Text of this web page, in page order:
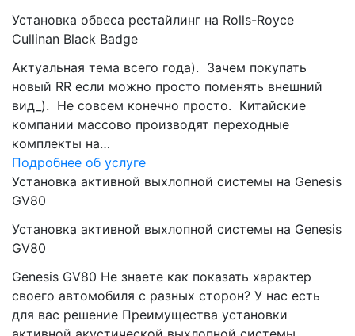
Установка обвеса рестайлинг на Rolls-Royce
Cullinan Black Badge
Актуальная тема всего года). Зачем покупать
новый RR если можно просто поменять внешний
вид_). Не совсем конечно просто. Китайские
компании массово производят переходные
комплекты на…
Подробнее об услуге
Установка активной выхлопной системы на Genesis
GV80
Установка активной выхлопной системы на Genesis
GV80
Genesis GV80 Не знаете как показать характер
своего автомобиля с разных сторон? У нас есть
для вас решение Преимущества установки